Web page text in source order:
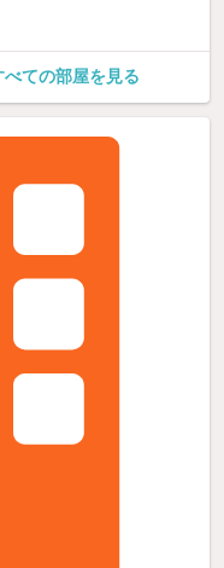
ての部屋を見る